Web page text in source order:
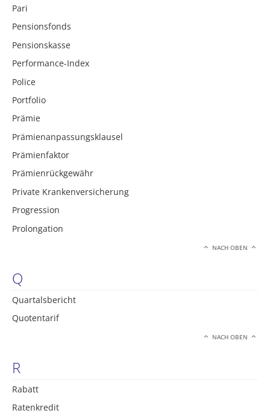
Pari
Pensionsfonds
Pensionskasse
Performance-Index
Police
Portfolio
Prämie
Prämienanpassungsklausel
Prämienfaktor
Prämienrückgewähr
Private Krankenversicherung
Progression
Prolongation
NACH OBEN
Q
Quartalsbericht
Quotentarif
NACH OBEN
R
Rabatt
Ratenkredit